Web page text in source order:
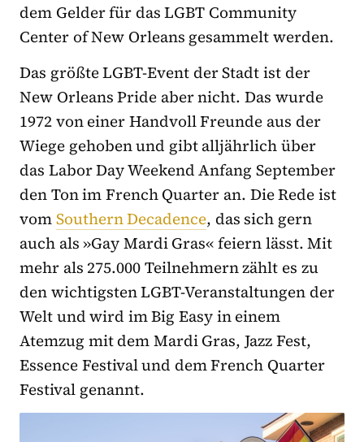
dem Gelder für das LGBT Community
Center of New Orleans gesammelt werden.
Das größte LGBT-Event der Stadt ist der
New Orleans Pride aber nicht. Das wurde
1972 von einer Handvoll Freunde aus der
Wiege gehoben und gibt alljährlich über
das Labor Day Weekend Anfang September
den Ton im French Quarter an. Die Rede ist
vomSouthern Decadence, das sich gern
auch als »Gay Mardi Gras« feiern lässt. Mit
mehr als 275.000 Teilnehmern zählt es zu
den wichtigsten LGBT-Veranstaltungen der
Welt und wird im Big Easy in einem
Atemzug mit dem Mardi Gras, Jazz Fest,
Essence Festival und dem French Quarter
Festival genannt.